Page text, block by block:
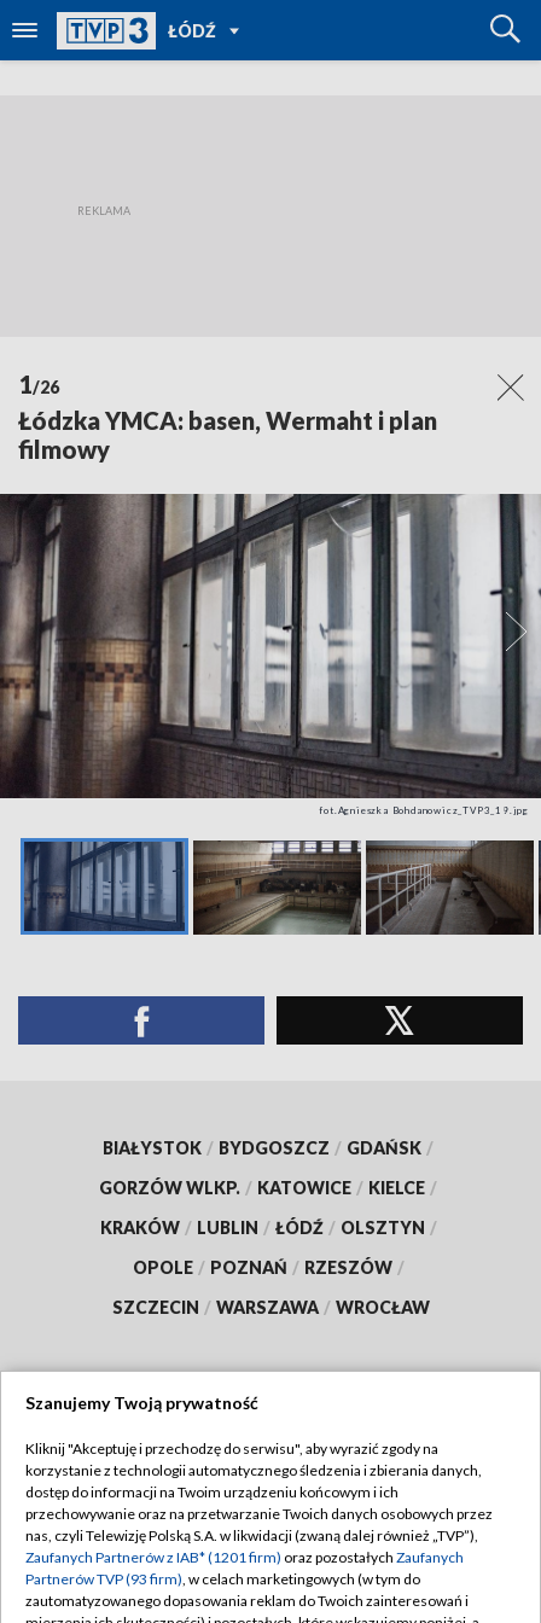
ŁÓDŹ
POWRÓT
DO
REGIONY
1/26
Łódzka YMCA: basen, Wermaht i plan
filmowy
fot.Agnieszka Bohdanowicz_TVP3_19.jpg
BIAŁYSTOK / BYDGOSZCZ / GDAŃSK /
GORZÓW WLKP. / KATOWICE / KIELCE /
KRAKÓW / LUBLIN / ŁÓDŹ / OLSZTYN /
OPOLE / POZNAŃ / RZESZÓW /
SZCZECIN / WARSZAWA / WROCŁAW
TVP
Abonament TVP
Emisja w TVP
Centrum informacji TVP
Regulamin TVP
Polityka prywatności
Moje zgody
Szanujemy Twoją prywatność
Kliknij "Akceptuję i przechodzę do serwisu", aby wyrazić zgody na
korzystanie z technologii automatycznego śledzenia i zbierania danych,
dostęp do informacji na Twoim urządzeniu końcowym i ich
przechowywanie oraz na przetwarzanie Twoich danych osobowych przez
nas, czyli Telewizję Polską S.A. w likwidacji (zwaną dalej również „TVP”),
Zaufanych Partnerów z IAB* (1201 firm) oraz pozostałych Zaufanych
Partnerów TVP (93 firm), w celach marketingowych (w tym do
zautomatyzowanego dopasowania reklam do Twoich zainteresowań i